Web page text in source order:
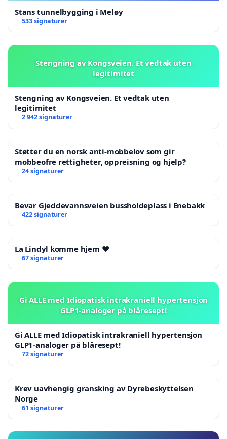
Stans tunnelbygging i Meløy
533 signaturer
Stengning av Kongsveien. Et vedtak uten
legitimitet
Stengning av Kongsveien. Et vedtak uten
legitimitet
2 942 signaturer
Støtter du en norsk anti-mobbelov som gir
mobbeofre rettigheter, oppreisning og hjelp?
24 signaturer
Bevar Gjeddevannsveien bussholdeplass i Enebakk
422 signaturer
La Lindyl komme hjem ❤️
67 signaturer
Gi ALLE med Idiopatisk intrakraniell hypertensjon
GLP1-analoger på blåresept!
Gi ALLE med Idiopatisk intrakraniell hypertensjon
GLP1-analoger på blåresept!
72 signaturer
Krev uavhengig gransking av Dyrebeskyttelsen
Norge
61 signaturer